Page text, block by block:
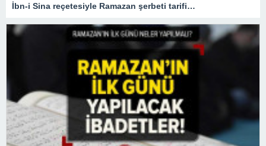
İbn-i Sina reçetesiyle Ramazan şerbeti tarifi…